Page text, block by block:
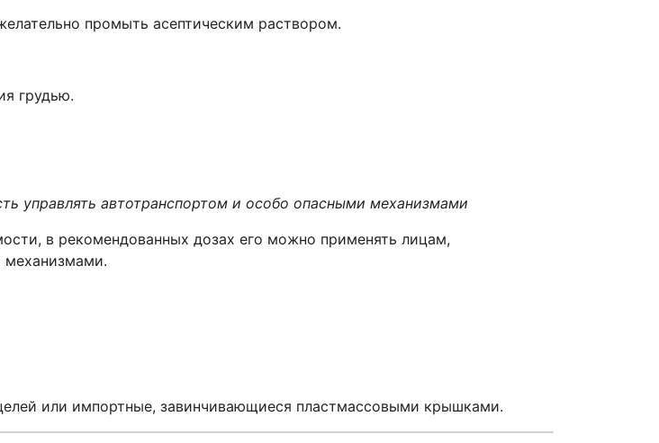
промыть асептическим раствором.
грудью.
управлять автотранспортом и особо опасными механизмами
в рекомендованных дозах его можно применять лицам,
или импортные, завинчивающиеся пластмассовыми крышками.